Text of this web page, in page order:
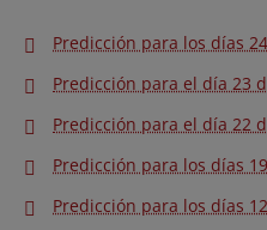
Predicción para los días
Predicción para el día 23
Predicción para el día 22
Predicción para los días
Predicción para los días